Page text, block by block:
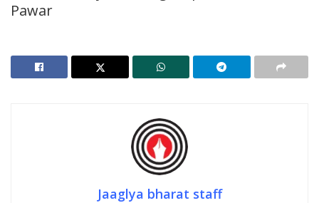
Pawar
Jaaglya bharat staff